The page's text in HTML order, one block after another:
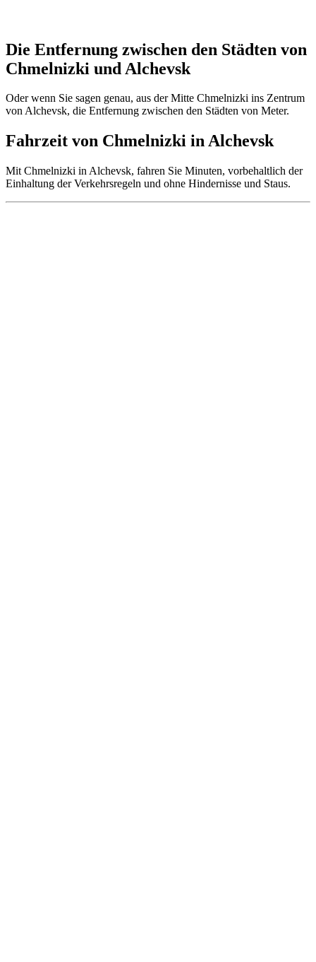
Die Entfernung zwischen den Städten von
Chmelnizki und Alchevsk
Oder wenn Sie sagen genau, aus der Mitte Chmelnizki ins Zentrum
von Alchevsk, die Entfernung zwischen den Städten von Meter.
Fahrzeit von Chmelnizki in Alchevsk
Mit Chmelnizki in Alchevsk, fahren Sie Minuten, vorbehaltlich der
Einhaltung der Verkehrsregeln und ohne Hindernisse und Staus.